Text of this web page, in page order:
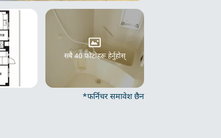
सबै 40 फोटोहरू हेर्नुहोस्
*फर्निचर समावेश छैन